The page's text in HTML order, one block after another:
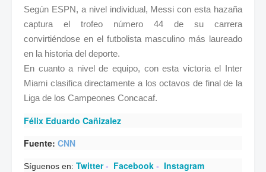
Según ESPN, a nivel individual, Messi con esta hazaña
captura el trofeo número 44 de su carrera
convirtiéndose en el futbolista masculino más laureado
en la historia del deporte.
En cuanto a nivel de equipo, con esta victoria el Inter
Miami clasifica directamente a los octavos de final de la
Liga de los Campeones Concacaf.
Félix Eduardo Cañizalez
Fuente: CNN
Síguenos en: Twitter- Facebook - Instagram